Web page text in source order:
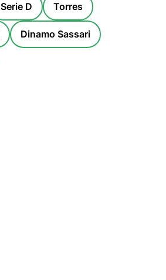
Serie D Torres
Dinamo Sassari